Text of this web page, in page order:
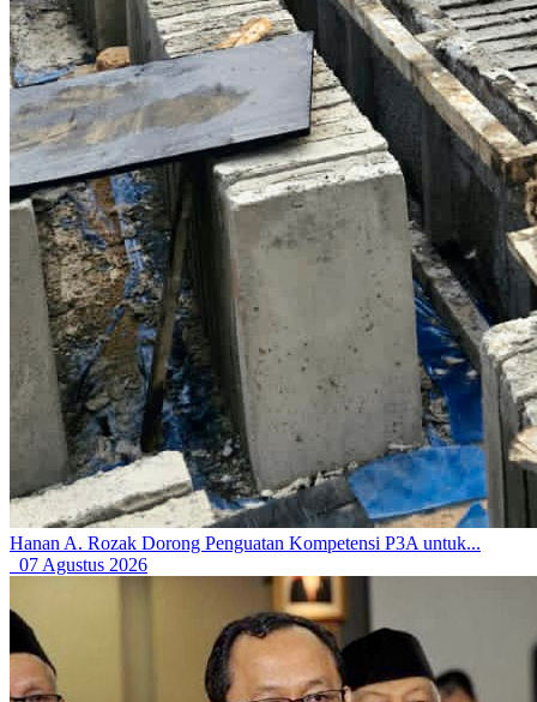
Hanan A. Rozak Dorong Penguatan Kompetensi P3A untuk...
07 Agustus 2026